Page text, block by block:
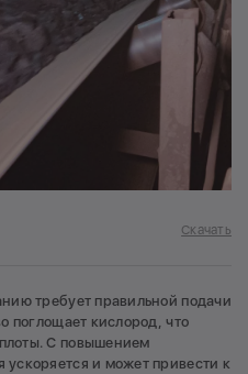
Скачать
требует правильной подачи
поглощает кислород, что
С повышением
и может привести к